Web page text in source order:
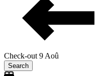
Check-out 9 Aoû
Search